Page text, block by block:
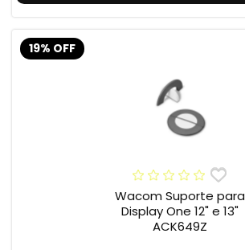
19% OFF
Wacom Suporte para
Display One 12" e 13"
ACK649Z